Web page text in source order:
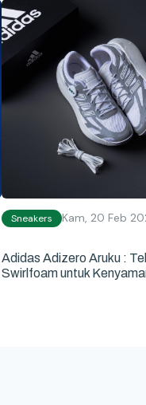
Sneakers Kam, 20 Feb
Adidas Adizero Aruku :
Swirlfoam untuk